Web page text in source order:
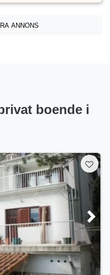
ANNONS
boende i